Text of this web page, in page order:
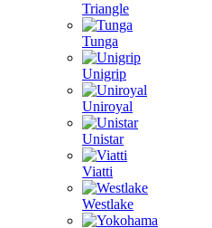
Triangle
Tunga
Unigrip
Uniroyal
Unistar
Viatti
Westlake